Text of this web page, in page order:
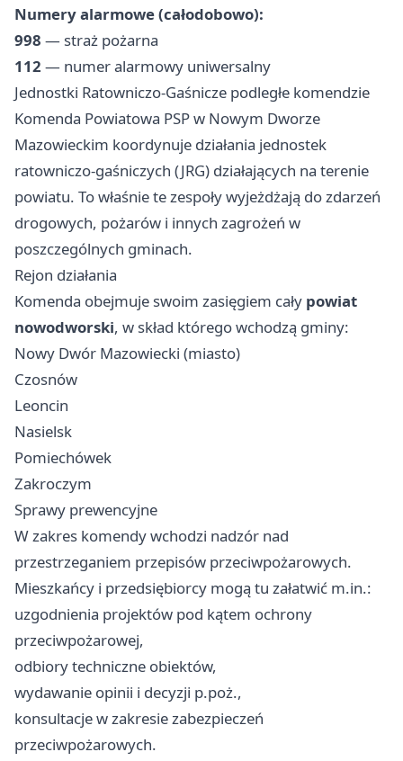
Numery alarmowe (całodobowo):
998 — straż pożarna
112 — numer alarmowy uniwersalny
Jednostki Ratowniczo-Gaśnicze podległe komendzie
Komenda Powiatowa PSP w Nowym Dworze
Mazowieckim koordynuje działania jednostek
ratowniczo-gaśniczych (JRG) działających na terenie
powiatu. To właśnie te zespoły wyjeżdżają do zdarzeń
drogowych, pożarów i innych zagrożeń w
poszczególnych gminach.
Rejon działania
Komenda obejmuje swoim zasięgiem cały powiat
nowodworski, w skład którego wchodzą gminy:
Nowy Dwór Mazowiecki (miasto)
Czosnów
Leoncin
Nasielsk
Pomiechówek
Zakroczym
Sprawy prewencyjne
W zakres komendy wchodzi nadzór nad
przestrzeganiem przepisów przeciwpożarowych.
Mieszkańcy i przedsiębiorcy mogą tu załatwić m.in.:
uzgodnienia projektów pod kątem ochrony
przeciwpożarowej,
odbiory techniczne obiektów,
wydawanie opinii i decyzji p.poż.,
konsultacje w zakresie zabezpieczeń
przeciwpożarowych.